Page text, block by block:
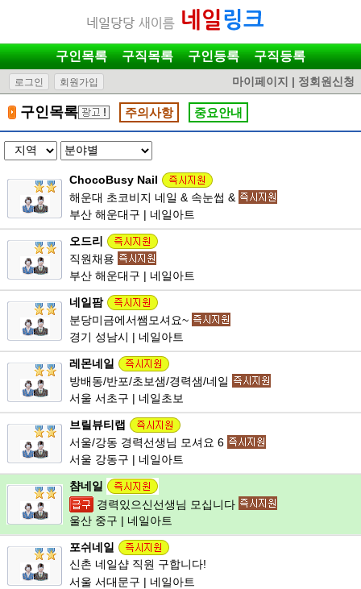
구인목록 구직목록 구인등록 구직등록
로그인 회원가입 마이페이지 | 정회원신청
구인목록 주의사항 중요안내
ChocoBusy Nail
해운대 초코비지 네일 & 속눈썹 &
부산 해운대구 | 네일아트
오드리
직원채용
부산 해운대구 | 네일아트
네일팜
분당미금에서쌤모셔요~
경기 성남시 | 네일아트
레몬네일
방배동/반포/초보샘/경력샘/네일
서울 서초구 | 네일초보
브릴뷰티랩
서울/강동 경력선생님 모셔요 6
서울 강동구 | 네일아트
챰네일
경력있으신선생님 모십니다
울산 중구 | 네일아트
포쉬네일
신촌 네일샵 직원 구합니다!
서울 서대문구 | 네일아트